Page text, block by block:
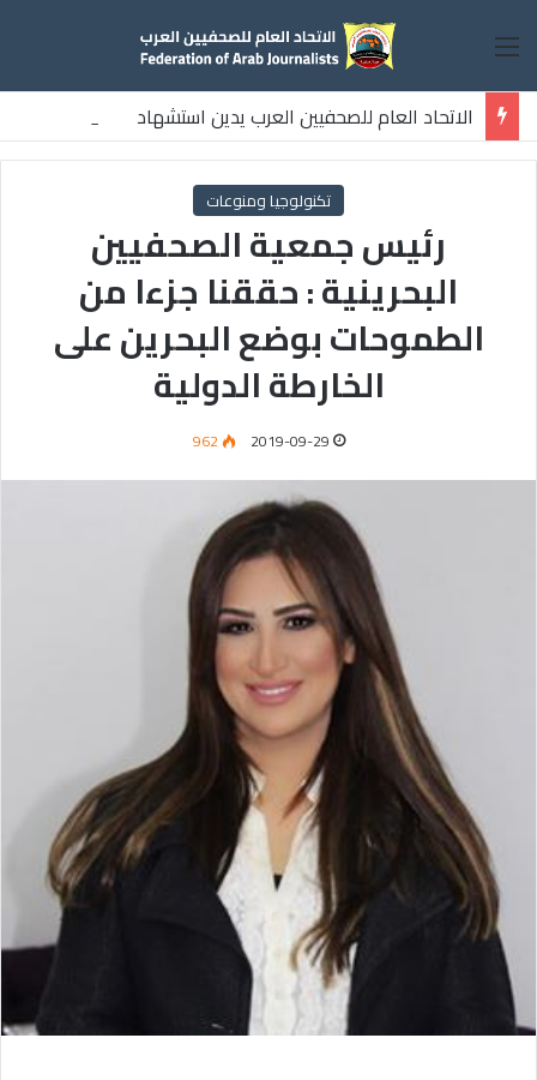
القائمة
الاتحاد العام للصحفيين العرب يدين استشهاد
ثلاثة صحفيين فلسطينيين باستهداف إسرائيلي وسط قطاع غزة
تكنولوجيا ومنوعات
رئيس جمعية الصحفيين
البحرينية : حققنا جزءا من
الطموحات بوضع البحرين على
الخارطة الدولية
2019-09-29
962